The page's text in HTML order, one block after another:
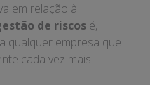
em relação à
de riscos é,
qualquer empresa que
cada vez mais